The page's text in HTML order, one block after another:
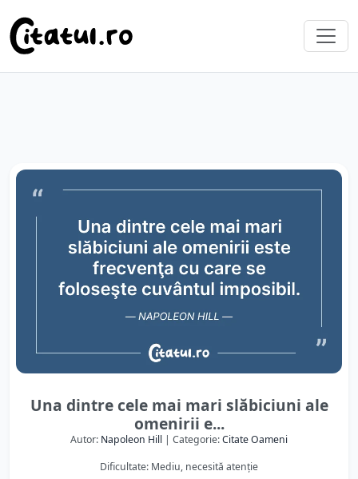
Una dintre cele mai mari slăbiciuni ale
omenirii e...
Autor: Napoleon Hill | Categorie:Citate Oameni
Dificultate: Mediu, necesită atenție